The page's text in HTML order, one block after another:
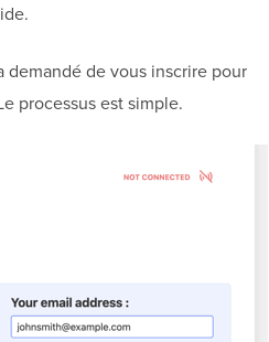
demandé de vous inscrire pour
processus est simple.